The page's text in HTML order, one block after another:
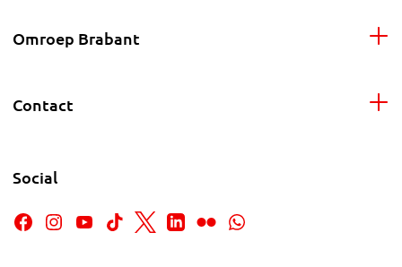
Omroep Brabant
Contact
Social